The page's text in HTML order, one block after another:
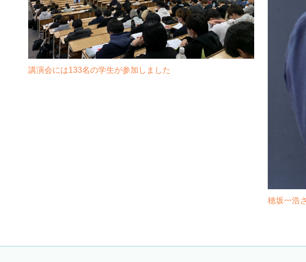
講演会には133名の学生が参加しました
穂坂一浩